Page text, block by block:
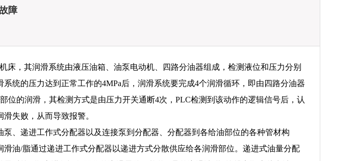
障
床，其润滑系统由液压油箱、油泵电动机、四路分油器组成，检测液位和压力分别
统的压力达到正常工作的4MPa后，润滑系统要完成4个润滑循环，即由四路分油器
位的润滑，其检测方式是由压力开关通断4次，PLC检测到该动作的逻辑信号后，认
失败，从而导致报警。
泵、递进工作式分配器以及连接泵到分配器、分配器到各给油部位的各种管材构
滑油/脂通过递进工作式分配器以递进方式分散供应给各润滑部位。递进式油量分配